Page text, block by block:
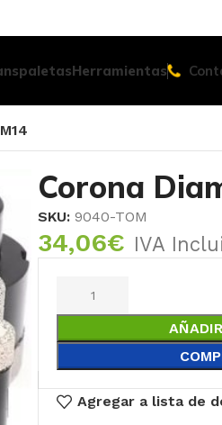
Herramientas
Corona
SKU: 9040-TOM
34,06€ IVA
Agregar a lista de